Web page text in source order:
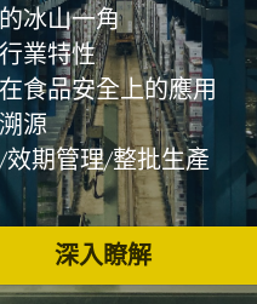
冰山一角
業特性
食品安全上的應用
源
期管理/整批生產
深入瞭解